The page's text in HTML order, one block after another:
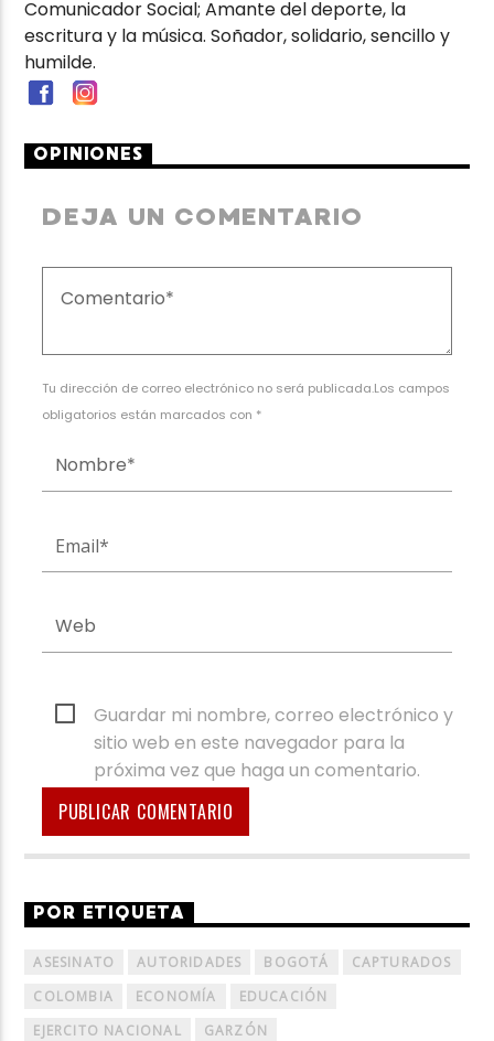
Comunicador Social; Amante del deporte, la
escritura y la música. Soñador, solidario, sencillo y
humilde.
OPINIONES
DEJA UN COMENTARIO
Tu dirección de correo electrónico no será publicada.Los campos
obligatorios están marcados con *
Guardar mi nombre, correo electrónico y
sitio web en este navegador para la
próxima vez que haga un comentario.
POR ETIQUETA
ASESINATO AUTORIDADES BOGOTÁ
CAPTURADOS
COLOMBIA
ECONOMÍA
EDUCACIÓN
EJERCITO NACIONAL
GARZÓN